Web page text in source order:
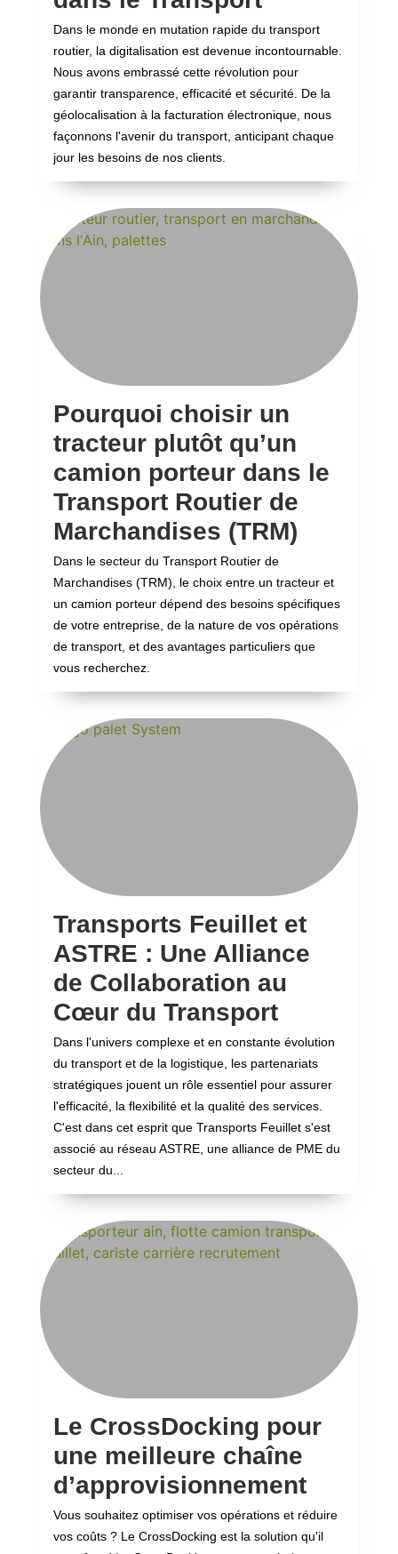
Dans le monde en mutation rapide du transport
routier, la digitalisation est devenue incontournable.
Nous avons embrassé cette révolution pour
garantir transparence, efficacité et sécurité. De la
géolocalisation à la facturation électronique, nous
façonnons l'avenir du transport, anticipant chaque
jour les besoins de nos clients.
Pourquoi choisir un
tracteur plutôt qu’un
camion porteur dans le
Transport Routier de
Marchandises (TRM)
Dans le secteur du Transport Routier de
Marchandises (TRM), le choix entre un tracteur et
un camion porteur dépend des besoins spécifiques
de votre entreprise, de la nature de vos opérations
de transport, et des avantages particuliers que
vous recherchez.
Transports Feuillet et
ASTRE : Une Alliance
de Collaboration au
Cœur du Transport
Dans l'univers complexe et en constante évolution
du transport et de la logistique, les partenariats
stratégiques jouent un rôle essentiel pour assurer
l'efficacité, la flexibilité et la qualité des services.
C'est dans cet esprit que Transports Feuillet s'est
associé au réseau ASTRE, une alliance de PME du
secteur du...
Le CrossDocking pour
une meilleure chaîne
d’approvisionnement
Vous souhaitez optimiser vos opérations et réduire
vos coûts ? Le CrossDocking est la solution qu'il